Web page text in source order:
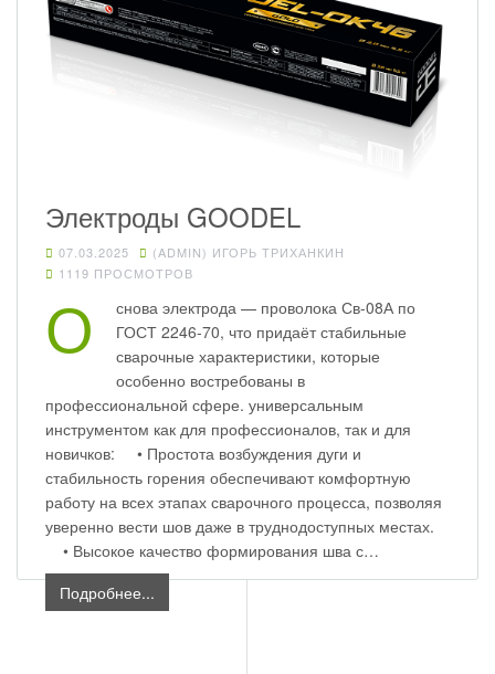
Электроды GOODEL
07.03.2025
(ADMIN) ИГОРЬ ТРИХАНКИН
1119 ПРОСМОТРОВ
О
снова электрода — проволока Св-08А по
ГОСТ 2246-70, что придаёт стабильные
сварочные характеристики, которые
особенно востребованы в
профессиональной сфере. универсальным
инструментом как для профессионалов, так и для
новичков: • Простота возбуждения дуги и
стабильность горения обеспечивают комфортную
работу на всех этапах сварочного процесса, позволяя
уверенно вести шов даже в труднодоступных местах.
• Высокое качество формирования шва с…
Подробнее...